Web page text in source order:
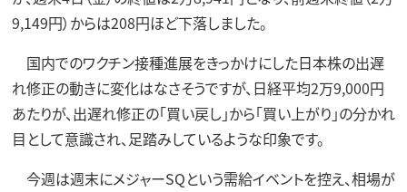
9,149円）からは208円ほど下落しました。
国内でのワクチン接種進展をきっかけにした日本株の出遅
れ修正の動きに変化はなさそうですが、日経平均2万9,000円
あたりが、出遅れ修正の「買い戻し」から「買い上がり」の分かれ
目として意識され、足踏みしているような印象です。
今週は週末にメジャーSQという需給イベントを控え、相場が